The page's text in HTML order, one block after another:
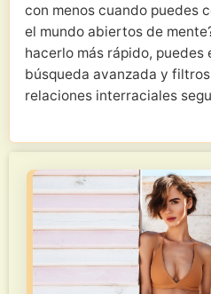
con menos cuando puedes
el mundo abiertos de
hacerlo más rápido, puedes
búsqueda avanzada y
relaciones interraciales